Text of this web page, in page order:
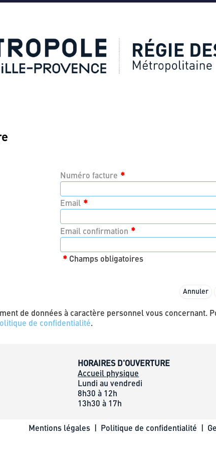
Numéro facture *
Email *
Email confirmation *
* Champs obligatoires
Annuler
de données à caractère personnel vous concernant.
de confidentialité.
HORAIRES D'OUVERTURE
Accueil physique
Lundi au vendredi
8h30 à 12h
13h30 à 17h
Mentions légales| Politique de confidentialité